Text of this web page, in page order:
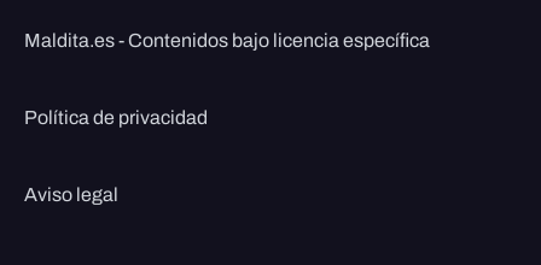
Maldita.es - Contenidos bajo licencia específica
Política de privacidad
Aviso legal